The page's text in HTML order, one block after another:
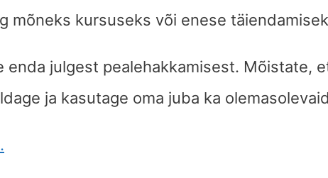
mõneks kursuseks või enese
enda julgest pealehakkamisest. Mõistate,
ja kasutage oma juba ka